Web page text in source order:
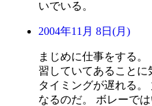
いでいる。
2004年11月 8日(月)
まじめに仕事をする。
習していてあること
タイミングが遅れる。
なるのだ。 ボレーで